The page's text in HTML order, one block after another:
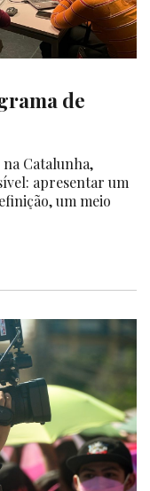
de
Catalunha,
apresentar um
um meio